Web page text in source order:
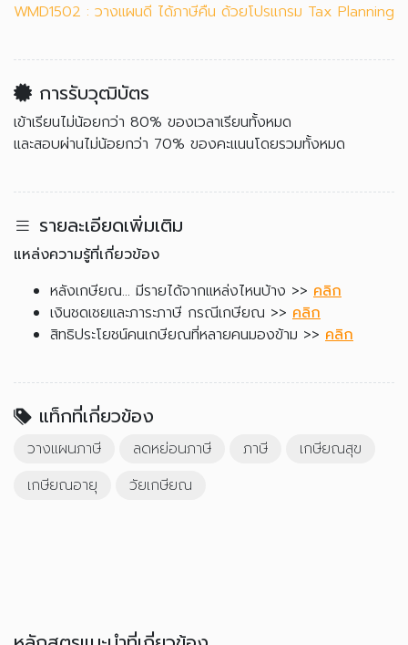
WMD1502 : วางแผนดี ได้ภาษีคืน ด้วยโปรแกรม Tax Planning
การรับวุฒิบัตร
เข้าเรียนไม่น้อยกว่า 80% ของเวลาเรียนทั้งหมด
และสอบผ่านไม่น้อยกว่า 70% ของคะแนนโดยรวมทั้งหมด
รายละเอียดเพิ่มเติม
แหล่งความรู้ที่เกี่ยวข้อง
หลังเกษียณ... มีรายได้จากแหล่งไหนบ้าง >> คลิก
เงินชดเชยและภาระภาษี กรณีเกษียณ >> คลิก
สิทธิประโยชน์คนเกษียณที่หลายคนมองข้าม >> คลิก
แท็กที่เกี่ยวข้อง
วางแผนภาษี ลดหย่อนภาษี ภาษี
เกษียณสุข
เกษียณอายุ
วัยเกษียณ